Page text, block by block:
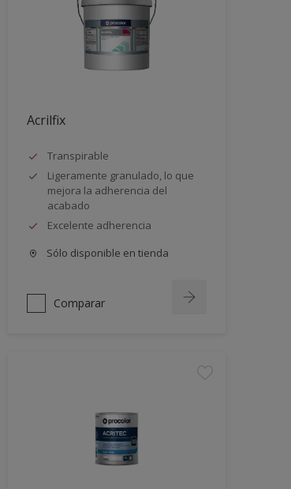
Acrilfix
Transpirable
Ligeramente granulado, lo que
mejora la adherencia del
acabado
Excelente adherencia
Sólo disponible en tienda
Comparar